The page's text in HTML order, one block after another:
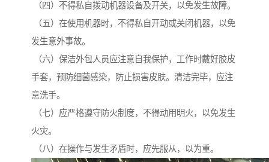
（四）不得私自拨动机器设备及开关，以免发生故障。
（五）在使用机器时，不得私自开动或关闭机器，以免
发生意外事故。
（六）保洁外包人员应注意自我保护，工作时戴好胶皮
手套，预防细菌感染，防止损害皮肤。清洁完毕，应注
意洗手。
（七）应严格遵守防火制度，不得动用明火，以免发生
火灾。
（八）在操作与发生矛盾时，应先服从，以为重。